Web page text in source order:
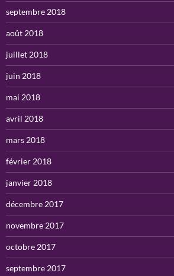
septembre 2018
août 2018
juillet 2018
juin 2018
mai 2018
avril 2018
mars 2018
février 2018
janvier 2018
décembre 2017
novembre 2017
octobre 2017
septembre 2017